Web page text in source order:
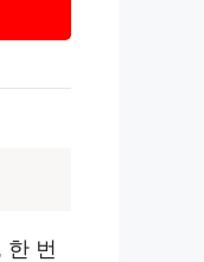
한 번